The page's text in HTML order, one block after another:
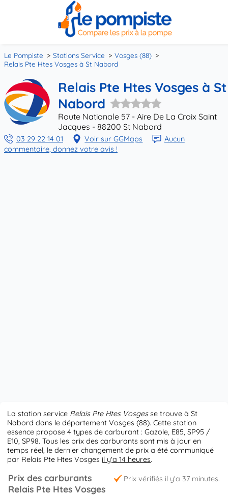
Le Pompiste Stations Service
Vosges (88)
Relais Pte Htes Vosges à St Nabord
Relais Pte Htes Vosges à St
Nabord
Route Nationale 57 - Aire De La Croix Saint
Jacques - 88200 St Nabord
03 29 22 14 01 Voir sur GGMaps
Aucun
commentaire, donnez votre avis !
La station service Relais Pte Htes Vosgesse trouve à St
Nabord dans le département Vosges (88). Cette station
essence propose 4 types de carburant : Gazole, E85, SP95 /
E10, SP98. Tous les prix des carburants sont mis à jour en
temps réel, le dernier changement de prix a été communiqué
par Relais Pte Htes Vosges il y'a 14 heures.
Prix vérifiés il y'a 37 minutes.
Prix des carburants
Relais Pte Htes Vosges